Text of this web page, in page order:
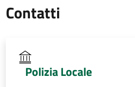
Contatti
Polizia Locale